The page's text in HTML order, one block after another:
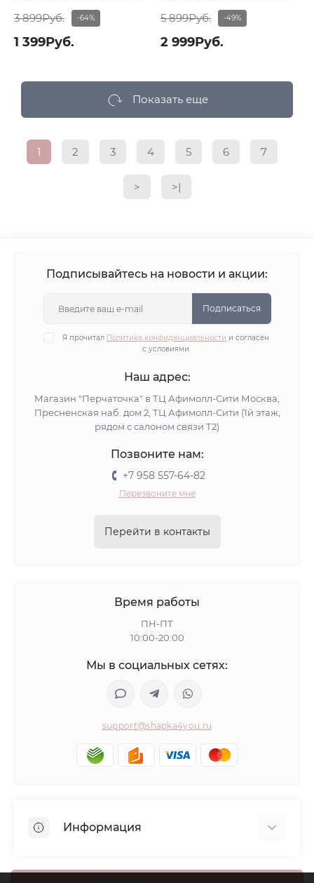
3 899Руб. -64%
1 399Руб.
5 899Руб. -49%
2 999Руб.
Показать еще
1 2 3 4 5 6 7
> >|
Подписывайтесь на новости и акции:
Подписаться
Я прочитал Политика конфиденциальности и согласен
с условиями
Наш адрес:
Магазин "Перчаточка" в ТЦ Афимолл-Сити Москва,
Пресненская наб. дом 2, ТЦ Афимолл-Сити (1й этаж,
рядом с салоном связи Т2)
Позвоните нам:
+7 958 557-64-82
Перезвоните мне
Перейти в контакты
Время работы
ПН-ПТ
10:00-20:00
Мы в социальных сетях:
support@shapka4you.ru
Информация